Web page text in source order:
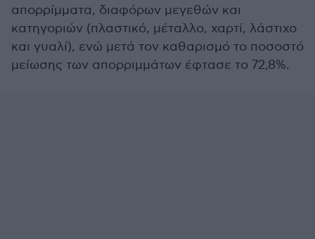
απορρίμματα, διαφόρων μεγεθών και
κατηγοριών (πλαστικό, μέταλλο, χαρτί, λάστιχο
και γυαλί), ενώ μετά τον καθαρισμό το ποσοστό
μείωσης των απορριμμάτων έφτασε το 72,8%.